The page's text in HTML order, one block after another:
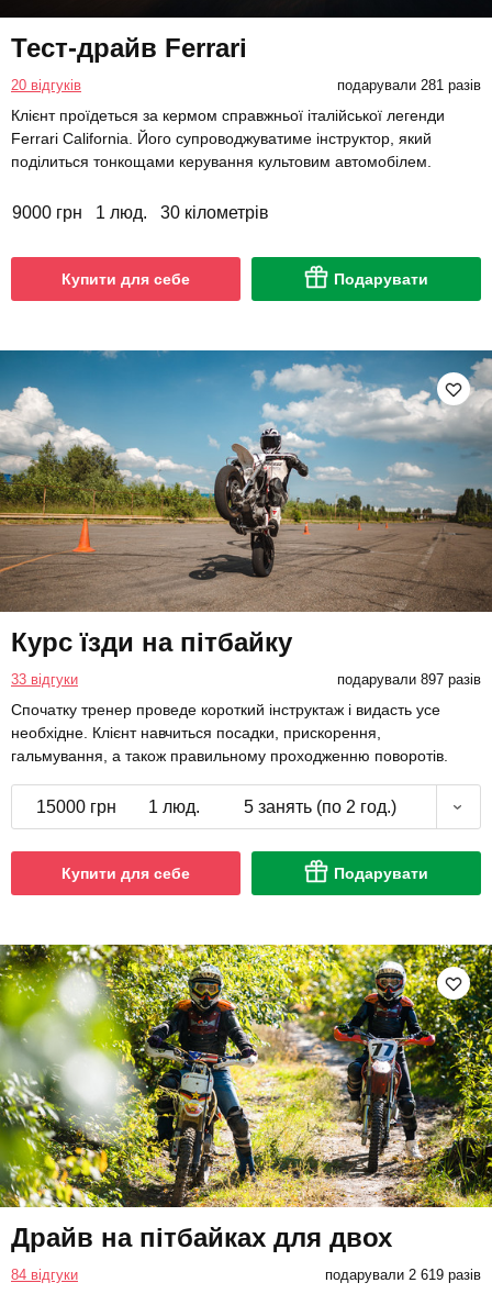
Тест-драйв Ferrari
20 відгуків подарували 281 разів
Клієнт проїдеться за кермом справжньої італійської легенди
Ferrari California. Його супроводжуватиме інструктор, який
поділиться тонкощами керування культовим автомобілем.
9000 грн 1 люд. 30 кілометрів
Купити для себе Подарувати
Курс їзди на пітбайку
33 відгуки подарували 897 разів
Спочатку тренер проведе короткий інструктаж і видасть усе
необхідне. Клієнт навчиться посадки, прискорення,
гальмування, а також правильному проходженню поворотів.
15000 грн 1 люд. 5 занять (по 2 год.)
Купити для себе Подарувати
Драйв на пітбайках для двох
84 відгуки подарували 2 619 разів